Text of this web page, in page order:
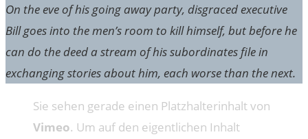
On the eve of his going away party, disgraced executive
Bill goes into the men’s room to kill himself, but before he
can do the deed a stream of his subordinates file in
exchanging stories about him, each worse than the next.
Sie sehen gerade einen Platzhalterinhalt von
Vimeo. Um auf den eigentlichen Inhalt